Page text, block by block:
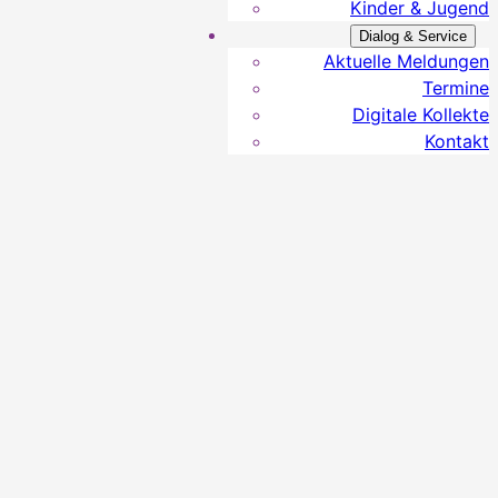
Kinder & Jugend
Dialog & Service
Aktuelle Meldungen
Termine
Digitale Kollekte
Kontakt